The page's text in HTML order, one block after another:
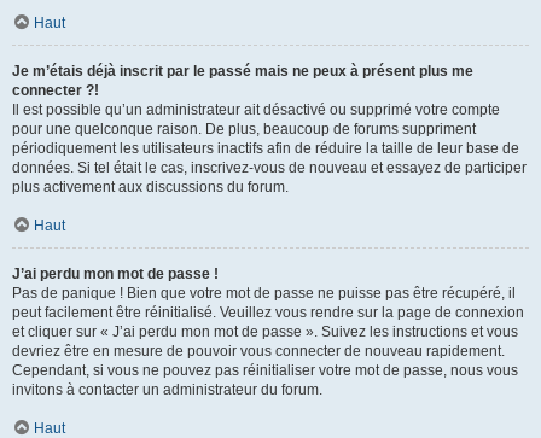
Haut
Je m’étais déjà inscrit par le passé mais ne peux à présent plus me
connecter ?!
Il est possible qu’un administrateur ait désactivé ou supprimé votre compte
pour une quelconque raison. De plus, beaucoup de forums suppriment
périodiquement les utilisateurs inactifs afin de réduire la taille de leur base de
données. Si tel était le cas, inscrivez-vous de nouveau et essayez de participer
plus activement aux discussions du forum.
Haut
J’ai perdu mon mot de passe !
Pas de panique ! Bien que votre mot de passe ne puisse pas être récupéré, il
peut facilement être réinitialisé. Veuillez vous rendre sur la page de connexion
et cliquer sur « J’ai perdu mon mot de passe ». Suivez les instructions et vous
devriez être en mesure de pouvoir vous connecter de nouveau rapidement.
Cependant, si vous ne pouvez pas réinitialiser votre mot de passe, nous vous
invitons à contacter un administrateur du forum.
Haut